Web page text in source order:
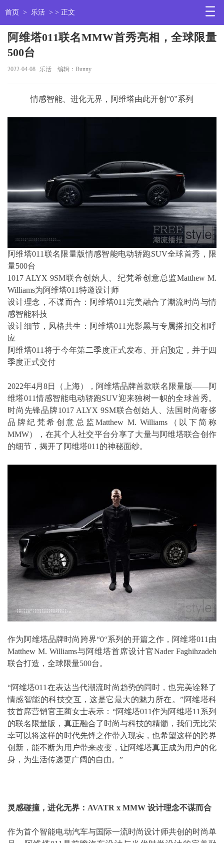
首页 > 乐活 > > 正文
阿维塔011联名MMW首秀亮相，全球限量
500台
2022-04-08 乐活 编辑：Bunny
情感智能、进化无界，阿维塔由此开创“0”系列
阿维塔011联名限量版情感智能电动轿跑SUV全球首秀，限
量500台
1017 ALYX 9SM联合创始人、纪梵希创意总监Matthew M.
Williams为阿维塔011特邀设计师
设计理念，不谋而合：阿维塔011完美融合了潮流时尚与情
感智能科技
设计细节，风格共生：阿维塔011光影黑与专属搭扣交相呼
应
阿维塔011将于今年第二季度正式发布、开启预定，并于四
季度正式交付
2022年4月8日（上海），阿维塔品牌首款联名限量版——阿
维塔011情感智能电动轿跑SUV迎来独树一帜的全球首秀。
时尚先锋品牌1017 ALYX 9SM联合创始人、法国时尚奢侈
品牌纪梵希创意总监Matthew M. Williams（以下简称
MMW），在其个人社交平台分享了大量与阿维塔联合创作
的细节，揭开了阿维塔011的神秘面纱。
作为阿维塔品牌时尚跨界“0“系列的开篇之作，阿维塔011由
Matthew M. Williams与阿维塔首席设计官Nader Faghihzadeh
联合打造，全球限量500台。
“阿维塔011在表达当代潮流时尚趋势的同时，也完美诠释了
情感智能的科技交互，这是它最大的魅力所在。”阿维塔科
技首席营销官王蔺女士表示：“阿维塔011作为阿维塔11系列
的联名限量版，真正融合了时尚与科技的精髓，我们无比荣
幸可以将这样的时代先锋之作带入现实，也希望这样的跨界
创新，能不断为用户带来改变，让阿维塔真正成为用户的化
身，为生活传递更广阔的自由。”
灵感碰撞，进化无界：AVATR x MMW 设计理念不谋而合
作为首个智能电动汽车与国际一流时尚设计师共创的时尚单